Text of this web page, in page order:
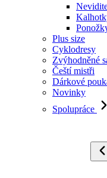
Plus size
Cyklodresy
Zvýhodněné
Čeští mistři
Dárkové
Novinky
Spolupráce